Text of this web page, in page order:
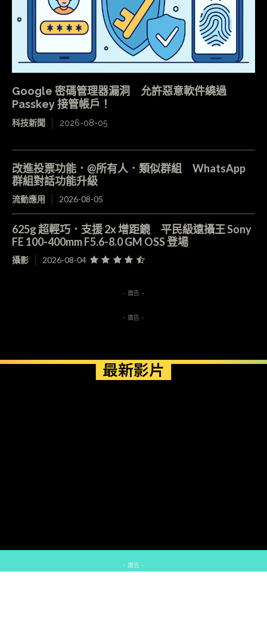
Google 密碼管理器漏洞 允許惡意軟件繞過
Passkey 接管帳戶！
科技新聞 2026-08-05
改進投票功能．@所有人．類似群組 WhatsApp
群組對話功能升級
流動應用 2026-08-05
625g 超輕巧．支援 2x 增距鏡 平民級遠攝王 Sony
FE 100-400mm F5.6-8.0 GM OSS 登場
攝影 2026-08-04
- 廣告 -
- 廣告 -
最新影片
- 廣告 -